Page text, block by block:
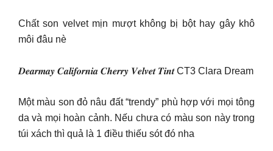
Chất son velvet mịn mượt không bị bột hay gây khô
môi đâu nè
𝑫𝒆𝒂𝒓𝒎𝒂𝒚 𝑪𝒂𝒍𝒊𝒇𝒐𝒓𝒏𝒊𝒂 𝑪𝒉𝒆𝒓𝒓𝒚 𝑽𝒆𝒍𝒗𝒆𝒕 𝑻𝒊𝒏𝒕 CT3 Clara Dream
Một màu son đỏ nâu đất “trendy” phù hợp với mọi tông
da và mọi hoàn cảnh. Nếu chưa có màu son này trong
túi xách thì quả là 1 điều thiếu sót đó nha